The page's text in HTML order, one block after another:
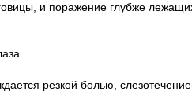
и поражение глубже лежащих
резкой болью,